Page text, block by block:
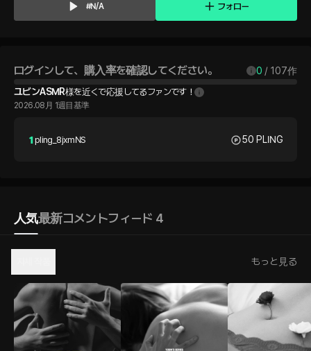
#N/A フォロー
ログインして、購入率を確認してください。 0 / 107作
ユビンASMR様を近くで応援してるファンです！
2026.08月 1週目基準
pling_8jxmNS 50 PLING
人気最新コメントフィード 4
もっと見る